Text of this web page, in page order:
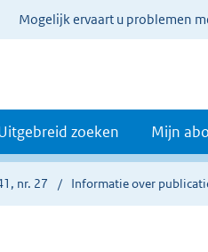
Mogelijk ervaart u problemen
zoeken Mijn
nr. 27 Informatie over